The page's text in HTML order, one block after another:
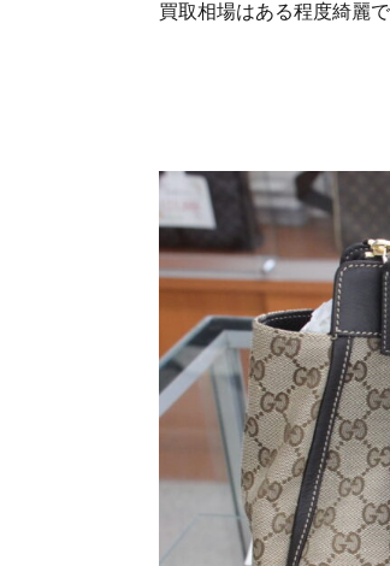
買取相場はある程度綺麗